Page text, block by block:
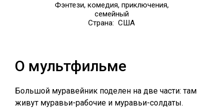
Фэнтези, комедия, приключения,
семейный
Страна: США
О мультфильме
Большой муравейник поделен на две части: там
живут муравьи-рабочие и муравьи-солдаты.